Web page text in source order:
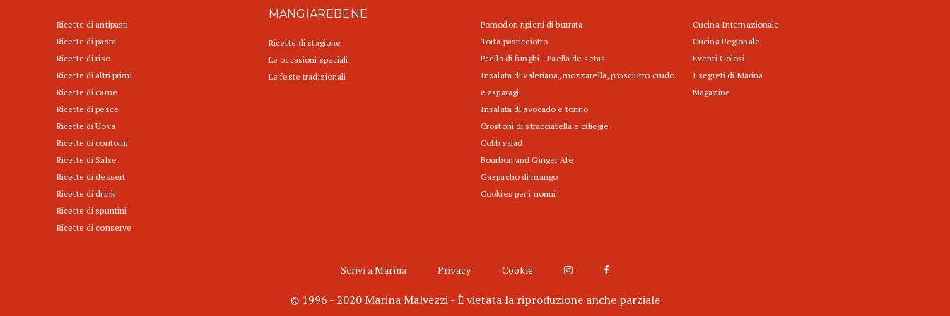
Ricette di antipasti
Ricette di pasta
Ricette di riso
Ricette di altri primi
Ricette di carne
Ricette di pesce
Ricette di Uova
Ricette di contorni
Ricette di Salse
Ricette di dessert
Ricette di drink
Ricette di spuntini
Ricette di conserve
MANGIAREBENE
Ricette di stagione
Le occasioni speciali
Le feste tradizionali
Pomodori ripieni di burrata
Torta pasticciotto
Paella di funghi - Paella de setas
Insalata di valeriana, mozzarella, prosciutto crudo
e asparagi
Insalata di avocado e tonno
Crostoni di stracciatella e ciliegie
Cobb salad
Bourbon and Ginger Ale
Gazpacho di mango
Cookies per i nonni
Cucina Internazionale
Cucina Regionale
Eventi Golosi
I segreti di Marina
Magazine
Scrivi a Marina Privacy Cookie
© 1996 - 2020 Marina Malvezzi - È vietata la riproduzione anche parziale